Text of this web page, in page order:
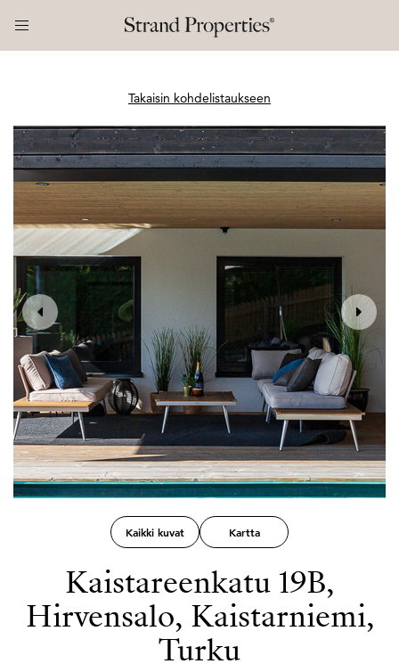
Takaisin kohdelistaukseen
Kaikki kuvat Kartta
Kaistareenkatu 19B,
Hirvensalo, Kaistarniemi,
Turku